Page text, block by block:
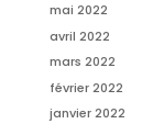
mai 2022
avril 2022
mars 2022
février 2022
janvier 2022